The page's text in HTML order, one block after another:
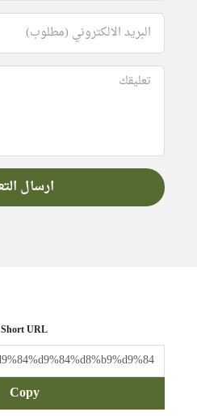
Short URL
Copy